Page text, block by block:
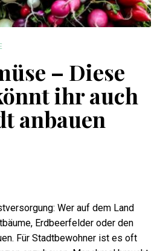
– Diese
ihr auch
anbauen
Wer auf dem Land
Erdbeerfelder oder den
Für Stadtbewohner ist es oft